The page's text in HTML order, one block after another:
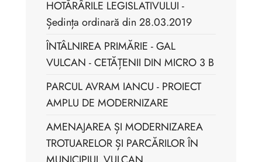
HOTĂRÂRILE LEGISLATIVULUI -
Ședința ordinară din 28.03.2019
ÎNTÂLNIREA PRIMĂRIE - GAL
VULCAN - CETĂȚENII DIN MICRO 3 B
PARCUL AVRAM IANCU - PROIECT
AMPLU DE MODERNIZARE
AMENAJAREA ȘI MODERNIZAREA
TROTUARELOR ȘI PARCĂRILOR ÎN